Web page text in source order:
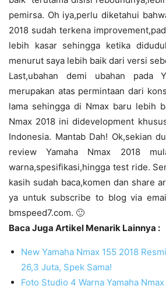
pemirsa. Oh iya,perlu diketahui
2018 sudah terkena
lebih kasar sehingga ketika
menurut saya lebih baik dari versi
Last,ubahan demi ubahan pada
merupakan atas permintaan dari
lama sehingga di Nmax baru lebih
Nmax 2018 ini didevelopment
Indonesia. Mantab Dah! Ok,sekian
review Yamaha Nmax 2018
warna,spesifikasi,hingga test ride.
kasih sudah baca,komen dan share
ya untuk subscribe to blog via
bmspeed7.com. 🙂
Baca Juga Artikel Menarik Lainnya :
New Yamaha Nmax 155 2018
26,3 Juta, Spek Sama!
Foto Studio 4 Warna Yamaha